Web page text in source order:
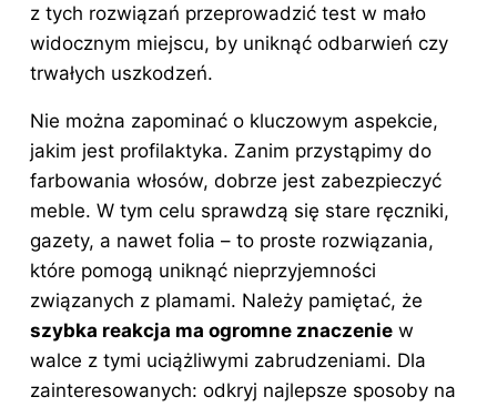
z tych rozwiązań przeprowadzić test w mało
widocznym miejscu, by uniknąć odbarwień czy
trwałych uszkodzeń.
Nie można zapominać o kluczowym aspekcie,
jakim jest profilaktyka. Zanim przystąpimy do
farbowania włosów, dobrze jest zabezpieczyć
meble. W tym celu sprawdzą się stare ręczniki,
gazety, a nawet folia – to proste rozwiązania,
które pomogą uniknąć nieprzyjemności
związanych z plamami. Należy pamiętać, że
szybka reakcja ma ogromne znaczenie w
walce z tymi uciążliwymi zabrudzeniami. Dla
zainteresowanych: odkryj najlepsze sposoby na